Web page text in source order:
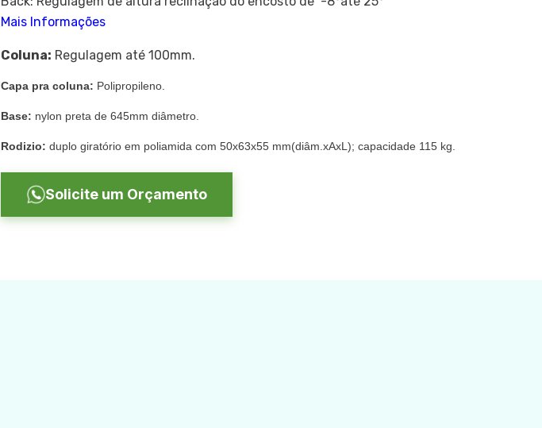
Mais Informações
Coluna: Regulagem até 100mm.
Capa pra coluna: Polipropileno.
Base: nylon preta de 645mm diâmetro.
Rodizio: duplo giratório em poliamida com 50x63x55 mm(diâm.xAxL); capacidade 115 kg.
Solicite um Orçamento